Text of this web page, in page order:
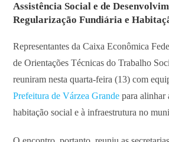
Assistência Social e de
Regularização Fundiária e
Representantes da Caixa Econômica
de Orientações Técnicas do Trabalho
reuniram nesta quarta-feira (13) com
Prefeitura de Várzea Grande para alinhar
habitação social e à infraestrutura no